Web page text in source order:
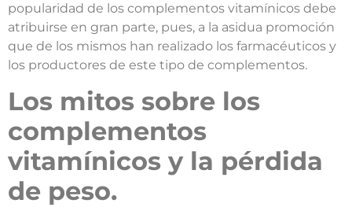
popularidad de los complementos vitamínicos debe
atribuirse en gran parte, pues, a la asidua promoción
que de los mismos han realizado los farmacéuticos y
los productores de este tipo de complementos.
Los mitos sobre los
complementos
vitamínicos y la pérdida
de peso.